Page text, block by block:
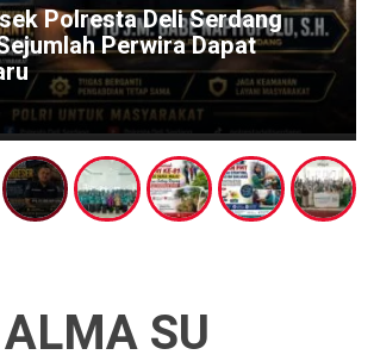
Polresta Deli Serdang
Perwira Dapat
ALMA SU